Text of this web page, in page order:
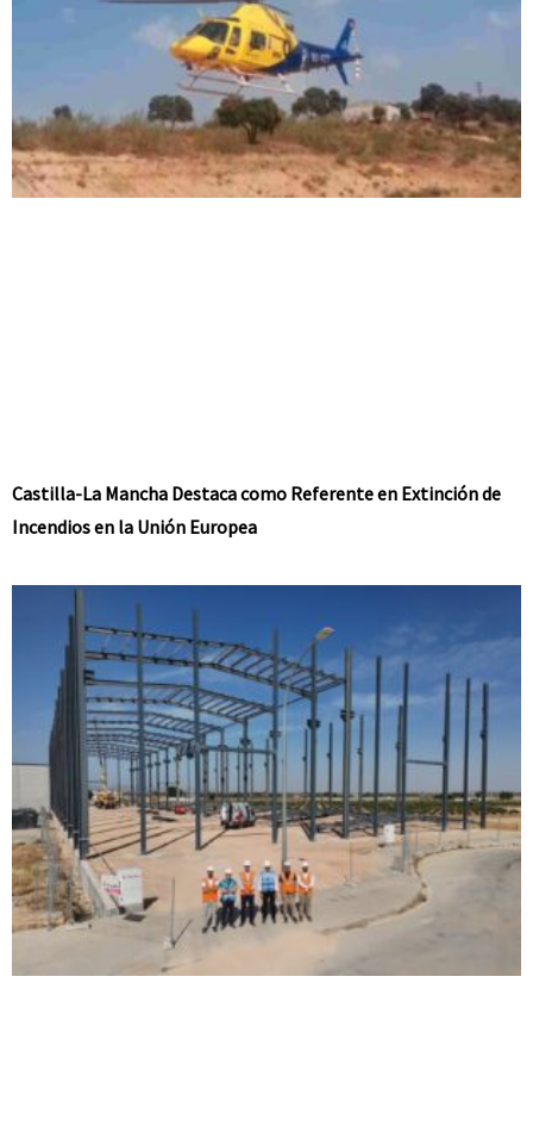
Castilla-La Mancha Destaca como Referente en Extinción de
Incendios en la Unión Europea